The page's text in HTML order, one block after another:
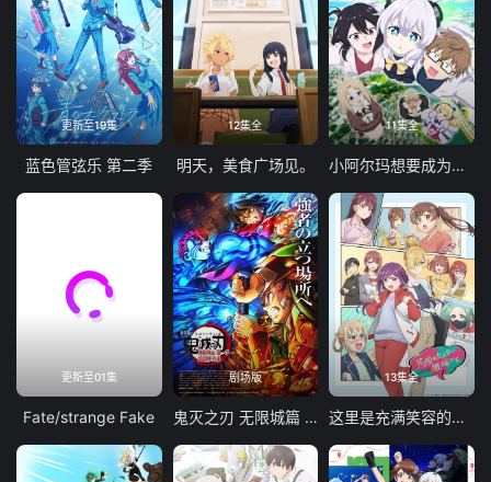
更新至19集
蓝色管弦乐 第二季
12集全
明天，美食广场见。
11集全
小阿尔玛想要成为家人
更新至01集
Fate/strange Fake
剧场版
鬼灭之刃 无限城篇 第一章 猗窝座再袭
13集全
这里是充满笑容的职场。